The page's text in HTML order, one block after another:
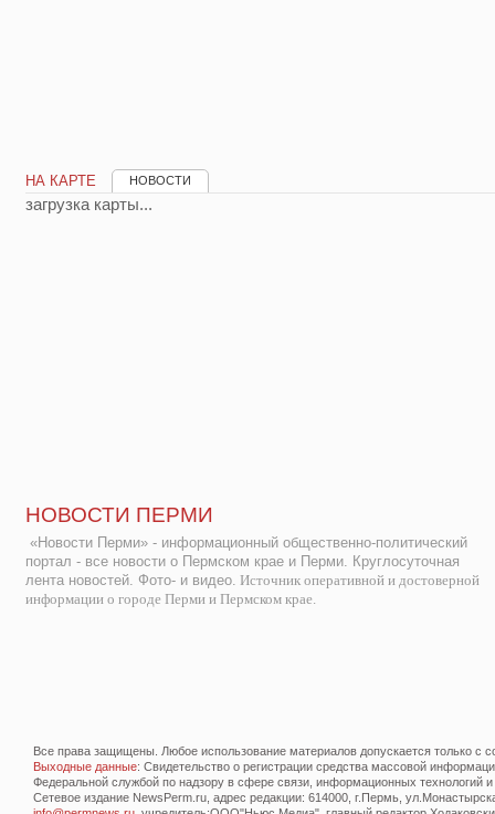
НА КАРТЕ НОВОСТИ
загрузка карты...
НОВОСТИ ПЕРМИ
«Новости Перми» - информационный общественно-политический
портал - все новости о Пермском крае и Перми. Круглосуточная
лента новостей. Фото- и видео. Источник оперативной и достоверной
информации о городе Перми и Пермском крае.
Все права защищены. Любое использование материалов допускается только с
Выходные данные: Свидетельство о регистрации средства массовой
Федеральной службой по надзору в сфере связи, информационных технологий
Сетевое издание NewsPerm.ru, адрес редакции: 614000, г.Пермь,